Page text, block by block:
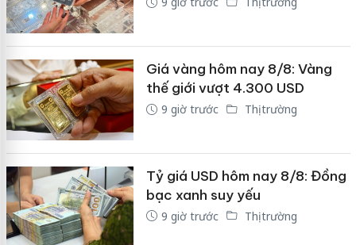
Giá vàng hôm nay 8/8: Vàng
thế giới vượt 4.300 USD
9 giờ trước Thị trường
Tỷ giá USD hôm nay 8/8: Đồng
bạc xanh suy yếu
9 giờ trước Thị trường